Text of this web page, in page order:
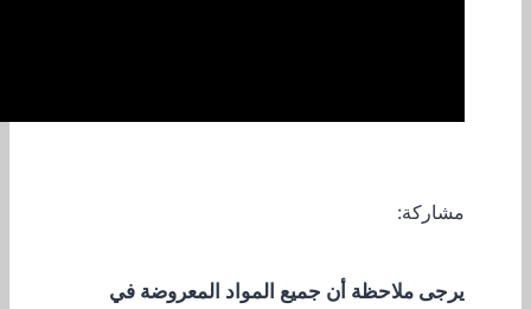
مشاركة:
يرجى ملاحظة أن جميع المواد المعروضة في